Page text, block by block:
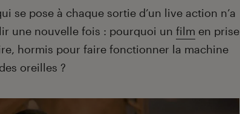
se pose à chaque sortie d’un live action n’a
une nouvelle fois : pourquoi un film en prise
hormis pour faire fonctionner la machine
oreilles ?